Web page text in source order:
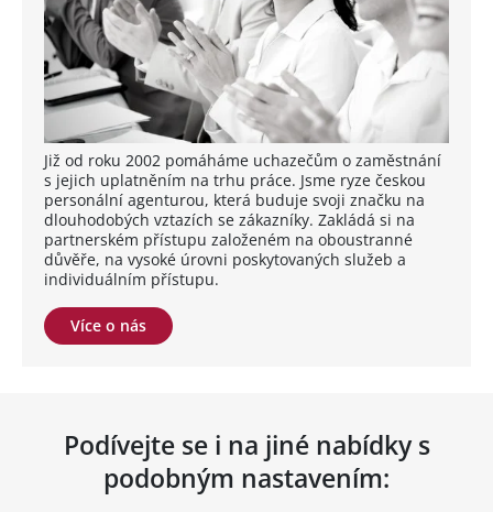
Již od roku 2002 pomáháme uchazečům o zaměstnání
s jejich uplatněním na trhu práce. Jsme ryze českou
personální agenturou, která buduje svoji značku na
dlouhodobých vztazích se zákazníky. Zakládá si na
partnerském přístupu založeném na oboustranné
důvěře, na vysoké úrovni poskytovaných služeb a
individuálním přístupu.
Více o nás
Podívejte se i na jiné nabídky s
podobným nastavením: